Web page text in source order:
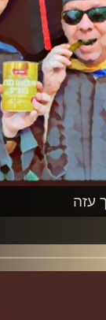
עזה
על ספת
הירשברגר